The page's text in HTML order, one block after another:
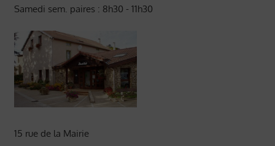
Samedi sem. paires : 8h30 - 11h30
15 rue de la Mairie